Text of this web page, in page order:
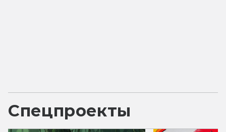
Спецпроекты